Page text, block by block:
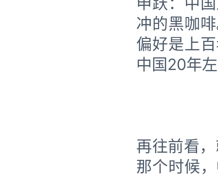
冲的黑咖
偏好是上
中国20年
再往前看
那个时候